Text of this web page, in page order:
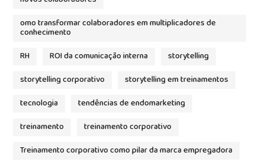
omo transformar colaboradores em multiplicadores de
conhecimento
RH
ROI da comunicação interna
storytelling
storytelling corporativo
storytelling em treinamentos
tecnologia
tendências de endomarketing
treinamento
treinamento corporativo
Treinamento corporativo como pilar da marca empregadora